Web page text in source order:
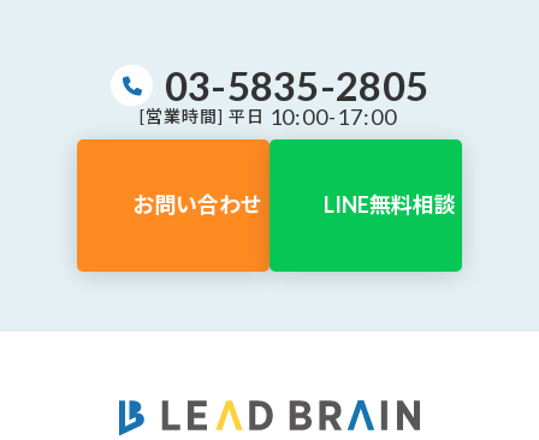
03-5835-2805
[営業時間] 平日 10:00-17:00
お問い合わせ LINE無料相談